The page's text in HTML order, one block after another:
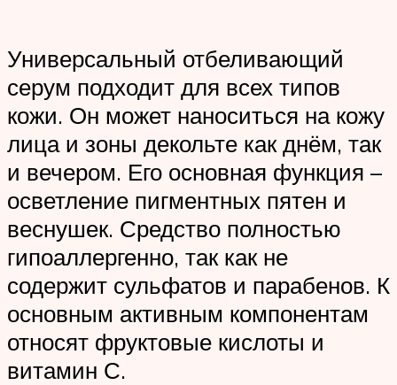
Универсальный отбеливающий
серум подходит для всех типов
кожи. Он может наноситься на кожу
лица и зоны декольте как днём, так
и вечером. Его основная функция –
осветление пигментных пятен и
веснушек. Средство полностью
гипоаллергенно, так как не
содержит сульфатов и парабенов. К
основным активным компонентам
относят фруктовые кислоты и
витамин С.